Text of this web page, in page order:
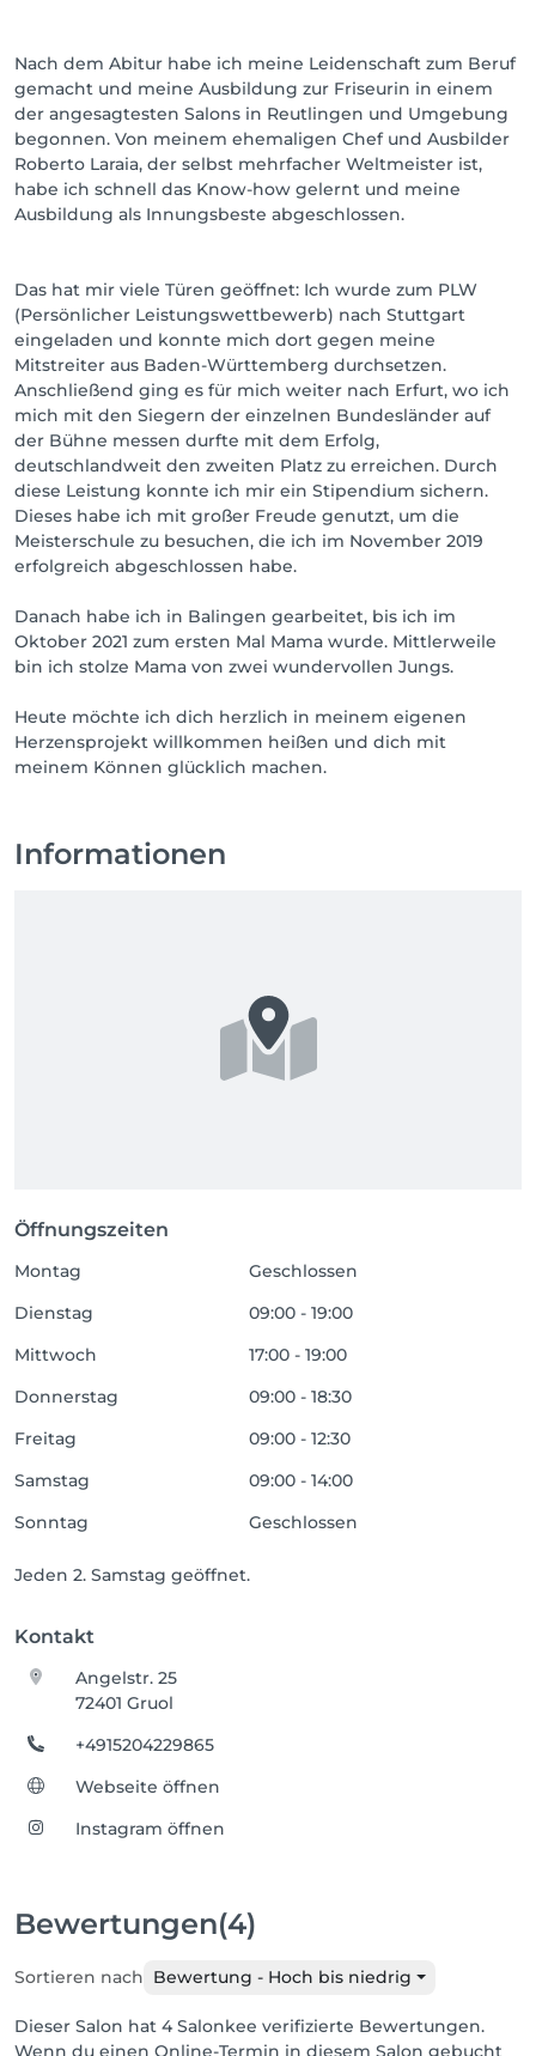
Nach dem Abitur habe ich meine Leidenschaft zum Beruf
gemacht und meine Ausbildung zur Friseurin in einem
der angesagtesten Salons in Reutlingen und Umgebung
begonnen. Von meinem ehemaligen Chef und Ausbilder
Roberto Laraia, der selbst mehrfacher Weltmeister ist,
habe ich schnell das Know-how gelernt und meine
Ausbildung als Innungsbeste abgeschlossen.
Das hat mir viele Türen geöffnet: Ich wurde zum PLW
(Persönlicher Leistungswettbewerb) nach Stuttgart
eingeladen und konnte mich dort gegen meine
Mitstreiter aus Baden-Württemberg durchsetzen.
Anschließend ging es für mich weiter nach Erfurt, wo ich
mich mit den Siegern der einzelnen Bundesländer auf
der Bühne messen durfte mit dem Erfolg,
deutschlandweit den zweiten Platz zu erreichen. Durch
diese Leistung konnte ich mir ein Stipendium sichern.
Dieses habe ich mit großer Freude genutzt, um die
Meisterschule zu besuchen, die ich im November 2019
erfolgreich abgeschlossen habe.
Danach habe ich in Balingen gearbeitet, bis ich im
Oktober 2021 zum ersten Mal Mama wurde. Mittlerweile
bin ich stolze Mama von zwei wundervollen Jungs.
Heute möchte ich dich herzlich in meinem eigenen
Herzensprojekt willkommen heißen und dich mit
meinem Können glücklich machen.
Informationen
Öffnungszeiten
Montag
Geschlossen
Dienstag
09:00 - 19:00
Mittwoch
17:00 - 19:00
Donnerstag
09:00 - 18:30
Freitag
09:00 - 12:30
Samstag
09:00 - 14:00
Sonntag
Geschlossen
Jeden 2. Samstag geöffnet.
Kontakt
Angelstr. 25
72401 Gruol
+4915204229865
Webseite öffnen
Instagram öffnen
Bewertungen(4)
Sortieren nach Bewertung - Hoch bis niedrig
Dieser Salon hat 4 Salonkee verifizierte Bewertungen.
Wenn du einen Online-Termin in diesem Salon gebucht